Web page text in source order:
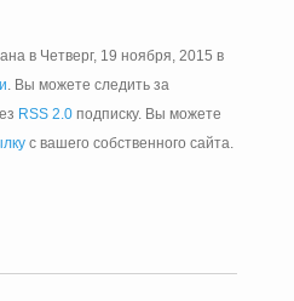
в Четверг, 19 ноября, 2015 в
. Вы можете следить за
RSS 2.0подписку. Вы можете
с вашего собственного сайта.